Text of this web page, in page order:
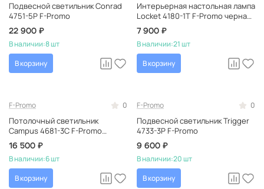
Подвесной светильник Conrad
4751-5P F-Promo
22 900 ₽
В наличии:8 шт
В корзину
Интерьерная настольная лампа
Locket 4180-1T F-Promo черная,
светодиодная, в современном
стиле
7 900 ₽
В наличии:21 шт
В корзину
F-Promo 0
Потолочный светильник
Campus 4681-3C F-Promo
белый, светодиодный,
немецкий
16 500 ₽
В наличии:6 шт
В корзину
F-Promo 0
Подвесной светильник Trigger
4733-3P F-Promo
9 600 ₽
В наличии:20 шт
В корзину